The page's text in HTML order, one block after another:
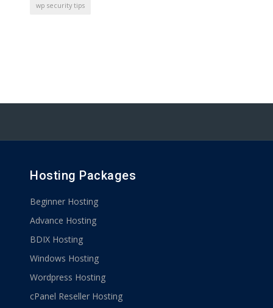
wp security tips
Hosting Packages
Beginner Hosting
Advance Hosting
BDIX Hosting
Windows Hosting
Wordpress Hosting
cPanel Reseller Hosting